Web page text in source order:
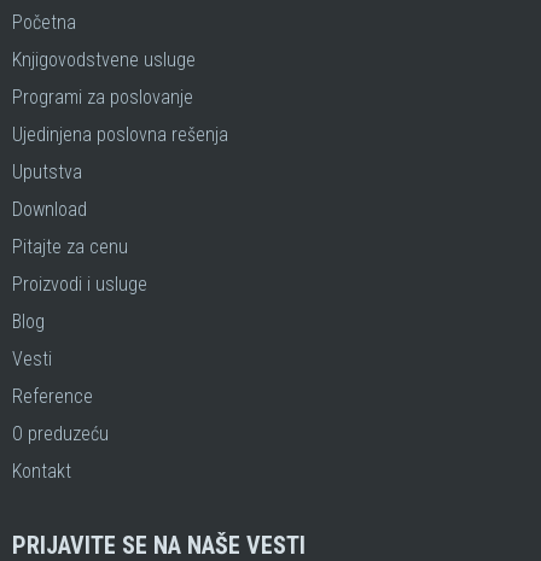
Početna
Knjigovodstvene usluge
Programi za poslovanje
Ujedinjena poslovna rešenja
Uputstva
Download
Pitajte za cenu
Proizvodi i usluge
Blog
Vesti
Reference
O preduzeću
Kontakt
PRIJAVITE SE NA NAŠE VESTI